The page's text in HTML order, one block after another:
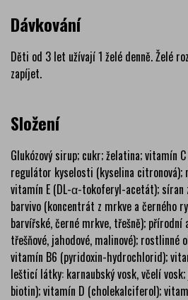
Dávkování
Děti od 3 let užívají 1 želé denně. Želé
zapíjet.
Složení
Glukózový sirup; cukr; želatina; vitamín
regulátor kyselosti (kyselina
vitamín E (DL-α-tokoferyl-acetát); síran
barvivo (koncentrát z mrkve a černého
barvířské, černé mrkve, třešně); přírodní
třešňové, jahodové, malinové); rostlinné
vitamín B6 (pyridoxin-hydrochlorid);
lešticí látky: karnaubský vosk, včelí
biotin); vitamín D (cholekalciferol);